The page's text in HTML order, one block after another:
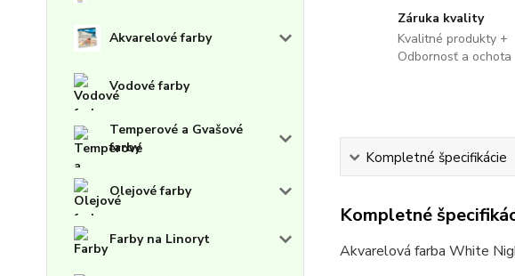
Akvarelové farby
Vodové farby
Temperové a Gvašové
farby
Olejové farby
Farby na Linoryt
Záruka kvality
Kvalitné produkty +
Odbornosť a ochota
Kompletné špecifikácie
Kompletné
Akvarelová farba White